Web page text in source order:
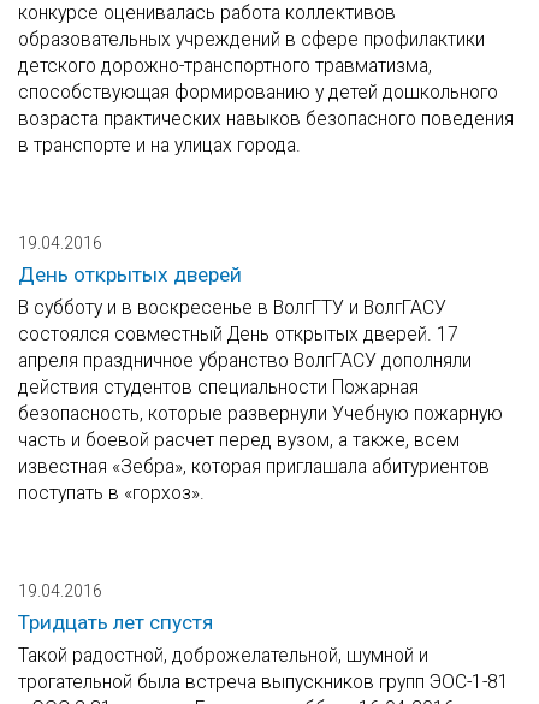
конкурсе оценивалась работа коллективов
образовательных учреждений в сфере профилактики
детского дорожно-транспортного травматизма,
способствующая формированию у детей дошкольного
возраста практических навыков безопасного поведения
в транспорте и на улицах города.
19.04.2016
День открытых дверей
В субботу и в воскресенье в ВолгГТУ и ВолгГАСУ
состоялся совместный День открытых дверей. 17
апреля праздничное убранство ВолгГАСУ дополняли
действия студентов специальности Пожарная
безопасность, которые развернули Учебную пожарную
часть и боевой расчет перед вузом, а также, всем
известная «Зебра», которая приглашала абитуриентов
поступать в «горхоз».
19.04.2016
Тридцать лет спустя
Такой радостной, доброжелательной, шумной и
трогательной была встреча выпускников групп ЭОС-1-81